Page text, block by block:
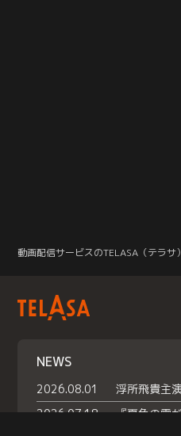
動画配信サービスのTELASA（テラサ）
NEWS
2026.08.01
2026.07.18